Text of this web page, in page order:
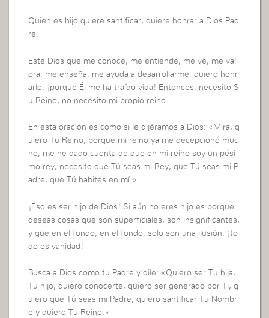
Quien es hijo quiere santificar, quiere honrar a Dios Pad
re.
Este Dios que me conoce, me entiende, me ve, me val
ora, me enseña, me ayuda a desarrollarme, quiero honr
arlo, ¡porque Él me ha traído vida! Entonces, necesito S
u Reino, no necesito mi propio reino.
En esta oración es como si le dijéramos a Dios: «Mira, q
uiero Tu Reino, porque mi reino ya me decepcionó muc
ho, me he dado cuenta de que en mi reino soy un pési
mo rey, necesito que Tú seas mi Rey, que Tú seas mi P
adre, que Tú habites en mí.»
¡Eso es ser hijo de Dios! Si aún no eres hijo es porque
deseas cosas que son superficiales, son insignificantes,
y que en el fondo, en el fondo, solo son una ilusión, ¡to
do es vanidad!
Busca a Dios como tu Padre y dile: «Quiero ser Tu hija,
Tu hijo, quiero conocerte, quiero ser generado por Ti, q
uiero que Tú seas mi Padre, quiero santificar Tu Nombr
e y quiero Tu Reino.»